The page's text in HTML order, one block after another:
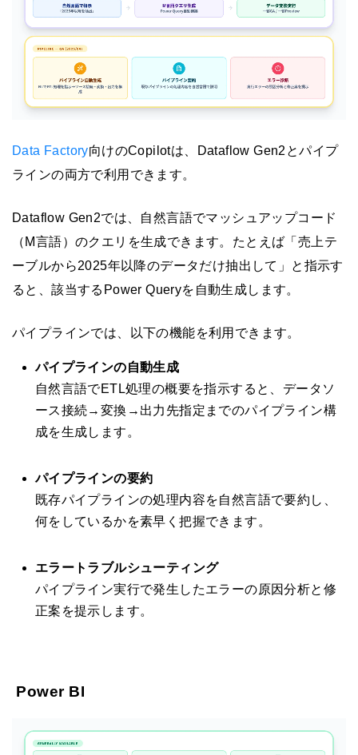
Data Factory向けのCopilotは、Dataflow Gen2とパイプ
ラインの両方で利用できます。
Dataflow Gen2では、自然言語でマッシュアップコード
（M言語）のクエリを生成できます。たとえば「売上テ
ーブルから2025年以降のデータだけ抽出して」と指示す
ると、該当するPower Queryを自動生成します。
パイプラインでは、以下の機能を利用できます。
パイプラインの自動生成
自然言語でETL処理の概要を指示すると、データソ
ース接続→変換→出力先指定までのパイプライン構
成を生成します。
パイプラインの要約
既存パイプラインの処理内容を自然言語で要約し、
何をしているかを素早く把握できます。
エラートラブルシューティング
パイプライン実行で発生したエラーの原因分析と修
正案を提示します。
Power BI